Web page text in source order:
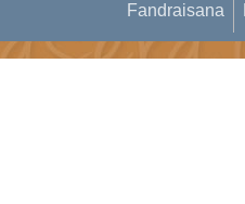
Fandraisana